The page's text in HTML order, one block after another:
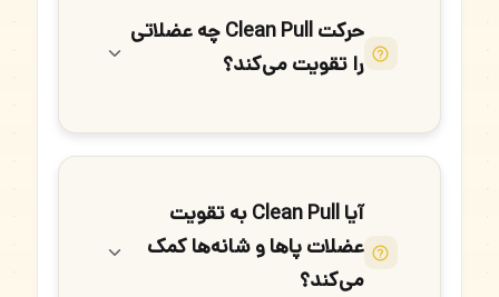
حرکت Clean Pull چه عضلاتی
را تقویت می‌کند؟
آیا Clean Pull به تقویت
عضلات پاها و شانه‌ها کمک
می‌کند؟